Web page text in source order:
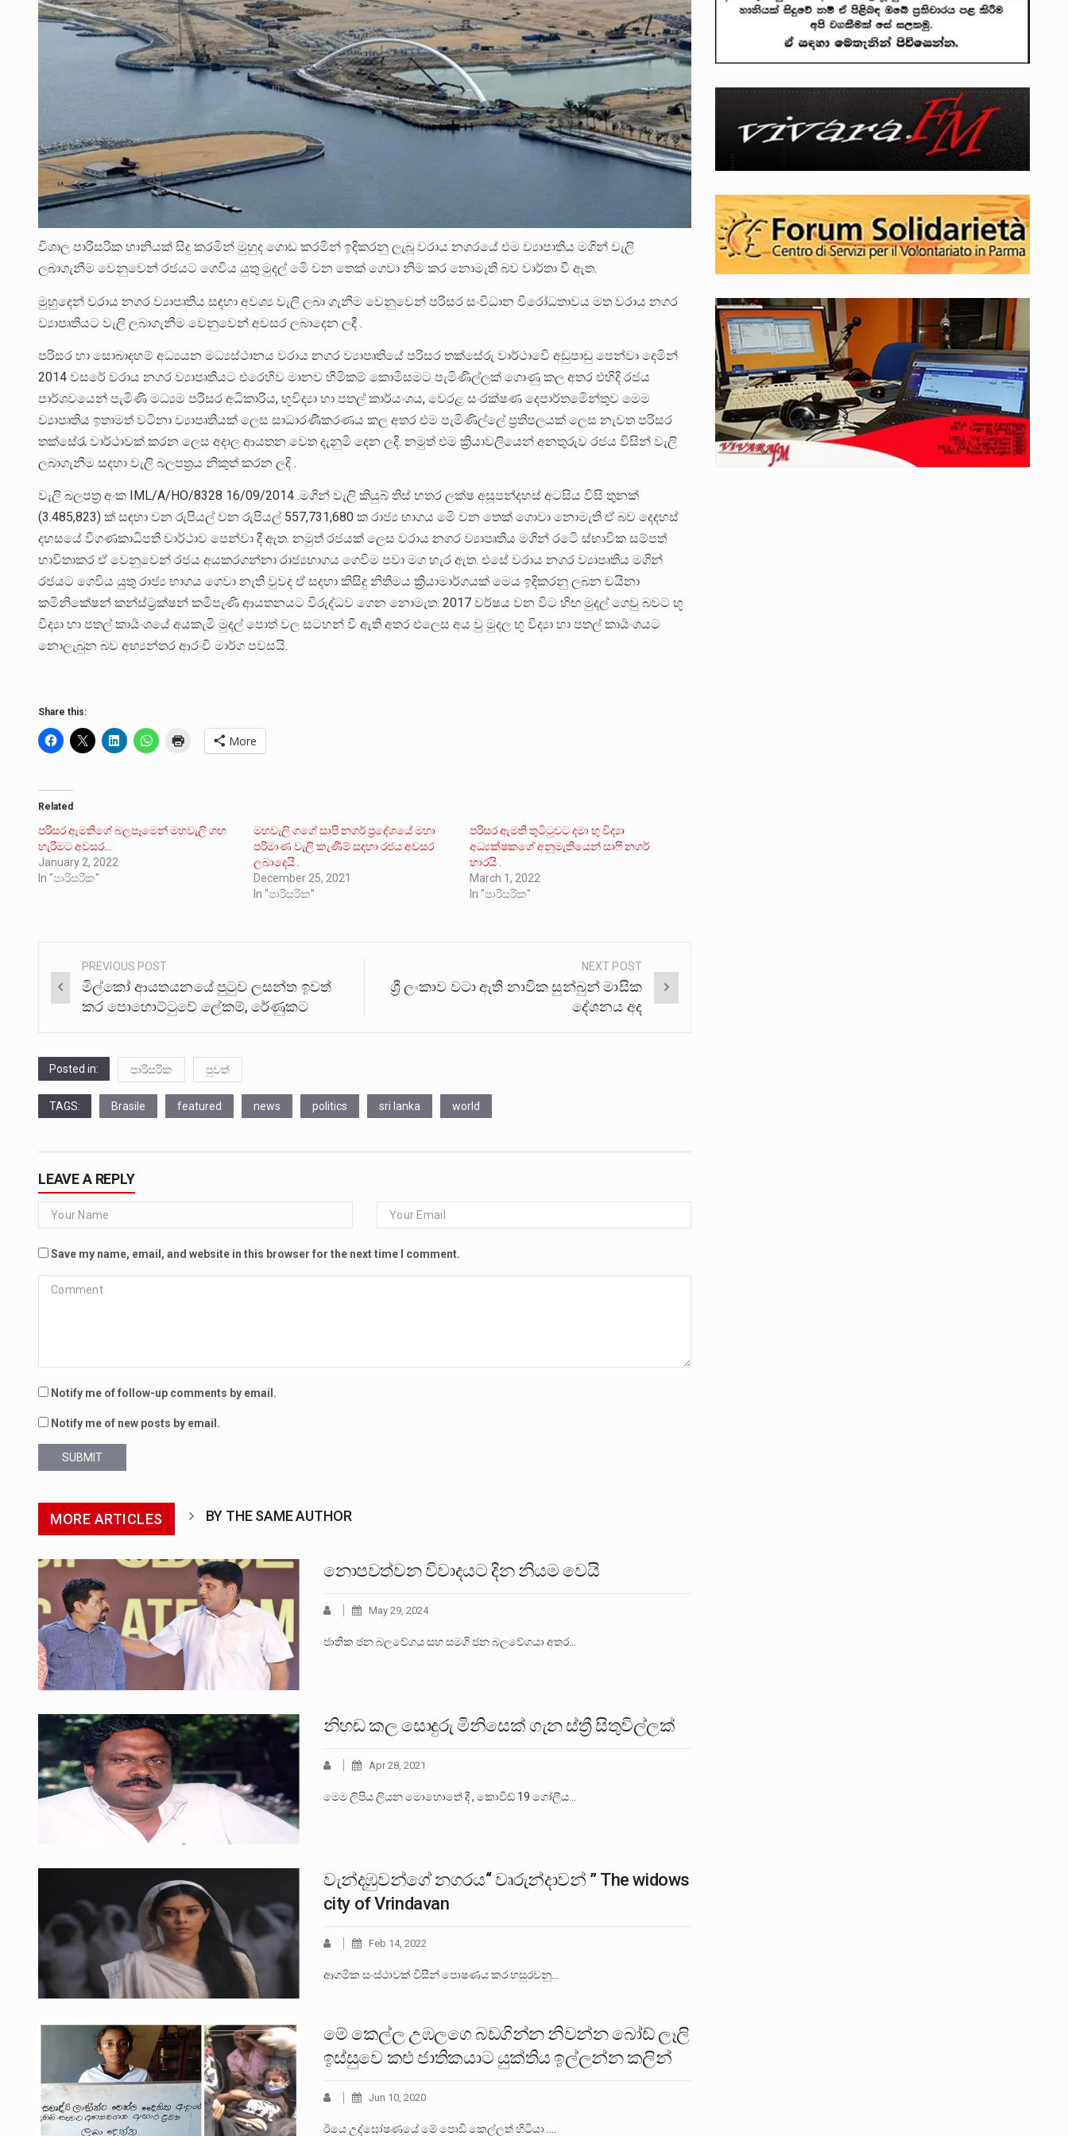
විශාල පාරිසරික හානියක් සිදු කරමින් මුහුද ගොඩ කරමින් ඉදිකරනු ලැබූ වරාය නගරයේ එම ව්‍යාපාතිය මගින් වැලි
ලබාගැනීම වෙනුවෙන් රජයට ගෙවිය යුතු මුදල් මෙි වන තෙක් ගෙවා නිම කර නොමැති බව වාර්තා වී ඇත.
මුහුදෙන් වරාය නගර ව්‍යාපෘතිය සඳහා අවශ්‍ය වැලි ලබා ගැනීම වෙනුවෙන් පරිසර සංවිධාන විරෝධතාවය මත වරාය නගර
ව්‍යාපෘතියට වැලි ලබාගැනීම වෙනුවෙන් අවසර ලබාදෙන ලදී .
පරිසර හා සොබාදහම් අධ්‍යයන මධ්‍යස්ථානය වරාය නගර ව්‍යාපෘතියේ පරිසර තක්සේරු වාර්ථාවෙි අඩුපාඩු පෙන්වා දෙමින්
2014 වසරේ වරාය නගර ව්‍යාපෘතියට එරෙහිව මානව හිමිකම් කොමිසමට පැමිණිල්ලක් ගොණු කල අතර එහිදි රජය
පාර්ශවයෙන් පැමිණි මධ්‍යම පරිසර අධිකාරිය, භූවිද්‍යා හා පතල් කාර්යංශය, වෙරළ සංරක්ෂණ දෙපාර්තමෙින්තුව මෙම
ව්‍යාපෘතිය ඉතාමත් වටිනා ව්‍යාපෘතියක් ලෙස සාධාරණීකරණය කල අතර එම පැමිණිල්ලේ ප්‍රතිපලයක් ලෙස නැවත පරිසර
තක්සේරැ වාර්ථාවක් කරන ලෙස අදාල ආයතන වෙත දැනුමි දෙන ලදි. නමුත් එම ක්‍රියාවලියෙන් අනතුරුව රජය විසින් වැලි
ලබාගැනීම සදහා වැලි බලපත්‍රය නිකුත් කරන ලදි .
වැලි බලපත්‍ර අංක IML/A/HO/8328 16/09/2014 .මගින් වැලි කියුබ් තිස් හතර ලක්ෂ අසූපන්දහස් අටසිය විසි තුනක්
(3.485,823) ක් සඳහා වන රුපියල් වන රුපියල් 557,731,680 ක රාජ්‍ය භාගය මෙි වන තෙක් ගොවා නොමැති ඒ බව දෙදහස්
දහසයේ විගණකාධිපති වාර්ථාව පෙන්වා දී ඇත. නමුත් රජයක් ලෙස වරාය නගර ව්‍යාපෘතිය මගින් රටෙි ස්භාවික සම්පත්
භාවිතාකර ඒ වෙනුවෙන් රජය අයකරගන්නා රාජ්‍යභාගය ගෙවිම පවා මග හැර ඇත. එසේ වරාය නගර ව්‍යාපෘතිය මගින්
රජයට ගෙවිය යුතු රාජ්‍ය භාගය ගෙවා නැති වුවද ඒ සදහා කිසිදු නිතිමය ක්‍රියාමාර්ගයක් මෙය ඉදිකරනු ලබන චයිනා
කමිනිකේෂන් කන්ස්ට්‍රක්ෂන් කමිපැණි ආයතනයට විරුද්ධව ගෙන නොමැත. 2017 වර්ෂය වන විට හිඟ මුදල් ⁣ගෙවු බවට භූ
විද්‍යා හා පතල් කාර්‍යංශයේ අයකැමි මුදල් පොත් වල සටහන් වී ඇති අතර එලෙස අය වු මුදල භූ විද්‍යා හා පතල් කාර්‍යංශයට
නොලැබුන බව අභ්‍යන්තර ආරංචි මාර්ග පවසයි.
Share this:
More
Related
පරිසර ඇමතිගේ බලපෑමෙන් මහවැලි ගඟ
හැරීමට අවසර…
January 2, 2022
In "පාරිසරික"
මහවැලි ගගේ සාපි නගර් ප්‍රදේශයේ මහා
පරිමාණ වැලි කැණීම් සදහා රජය අවසර
ලබාදෙයි .
December 25, 2021
In "පාරිසරික"
පරිසර ඇමති තුටිටුවට දමා භු විද්‍යා
අධ්‍යක්ෂකගේ අනුමැතියෙන් සාෆි නගර්
හාරයි .
March 1, 2022
In "පාරිසරික"
Post
navigation
PREVIOUS POST
මිල්කෝ ආයතයනයේ පුටුව ලසන්ත ඉවත්
කර පොහොට්ටුවේ ලේකම්, රේණුකට
NEXT POST
ශ්‍රී ලංකාව වටා ඇති නාවික සුන්බුන් මාසික
දේශනය අද
Posted in: පාරිසරික පුවත්
TAGS: Brasile featured news politics sri lanka world
LEAVE A REPLY
Save my name, email, and website in this browser for the next time I comment.
Notify me of follow-up comments by email.
Notify me of new posts by email.
SUBMIT
MORE ARTICLES BY THE SAME AUTHOR
නොපවත්වන විවාදයට දින නියම වෙයි
May 29, 2024
ජාතික ජන බලවේගය සහ සමගි ජන බලවේගයා අතර…
නිහඬ කල සොදුරු මිනිසෙක් ගැන ස්ත්‍රී සිතුවිල්ලක්
Apr 28, 2021
මෙම ලිපිය ලියන මොහොතේ දී , කොවිඩ් 19 ගෝලීය…
වැන්දඹුවන්ගේ නගරය‘‘ වෘරුන්දාවන් ” The widows
city of Vrindavan
Feb 14, 2022
ආගමික සංස්ථාවක් විසින් පොෂණය කර හසුරවනු…
මේ කෙල්ල උඹලගෙ බඩගින්න නිවන්න බෝඩ් ලෑලි
ඉස්සුවෙ කළු ජාතිකයාට යුක්තිය ඉල්ලන්න කලින්
Jun 10, 2020
ඊයෙ උද්ඝෝෂණයේ මේ පොඩි කෙල්ලත් හිටියා .…